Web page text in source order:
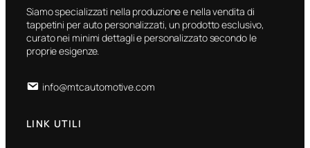
Siamo specializzati nella produzione e nella vendita di
tappetini per auto personalizzati, un prodotto esclusivo,
curato nei minimi dettagli e personalizzato secondo le
proprie esigenze.
info@mtcautomotive.com
LINK UTILI